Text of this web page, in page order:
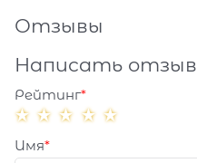
Отзывы
Написать отзыв
Рейтинг
Имя